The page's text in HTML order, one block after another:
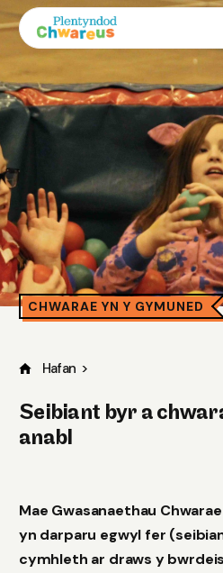
CHWARAE YN Y GYMUNED
Hafan >
Seibiant byr a
anabl
Mae Gwasanaethau
yn darparu egwyl fer
cymhleth ar draws y